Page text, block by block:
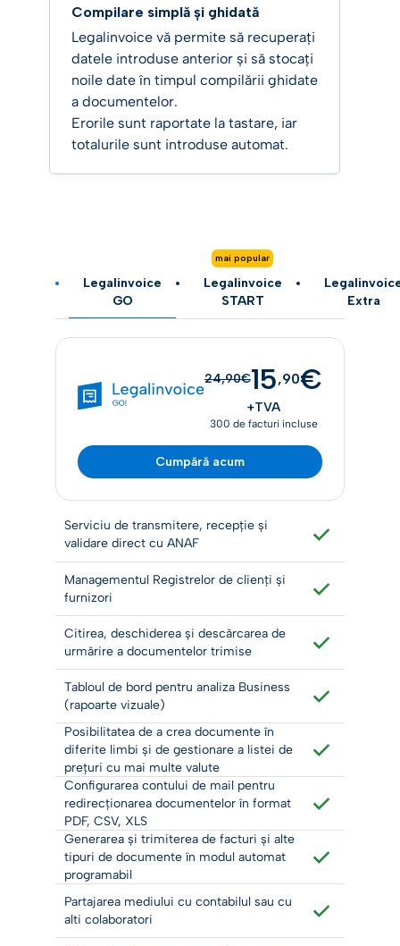
Compilare simplă și ghidată
Legalinvoice vă permite să recuperați
datele introduse anterior și să stocați
noile date în timpul compilării ghidate
a documentelor.
Erorile sunt raportate la tastare, iar
totalurile sunt introduse automat.
Legalinvoice
GO
Legalinvoice
START
mai popular
Extra
24,90€15,90€
+TVA
300 de facturi incluse
Cumpără acum
Serviciu de transmitere, recepţie şi
validare direct cu ANAF
Managementul Registrelor de clienți și
furnizori
Citirea, deschiderea și descărcarea de
urmărire a documentelor trimise
Tabloul de bord pentru analiza Business
(rapoarte vizuale)
Posibilitatea de a crea documente în
diferite limbi și de gestionare a listei de
prețuri cu mai multe valute
Configurarea contului de mail pentru
redirecționarea documentelor în format
PDF, CSV, XLS
Generarea și trimiterea de facturi și alte
tipuri de documente în modul automat
programabil
Partajarea mediului cu contabilul sau cu
alti colaboratori